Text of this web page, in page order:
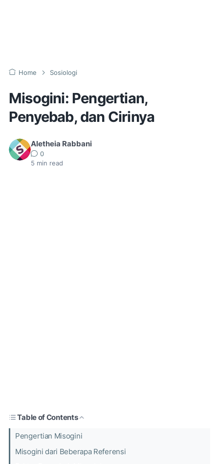
Home Sosiologi
Misogini: Pengertian,
Penyebab, dan Cirinya
Aletheia Rabbani
0
5 min read
Table of Contents
Pengertian Misogini
Misogini dari Beberapa Referensi